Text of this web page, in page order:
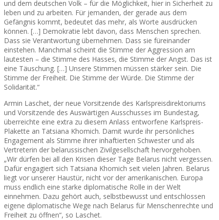
und dem deutschen Volk – für die Möglichkeit, hier in Sicherheit zu
leben und zu arbeiten. Für jemanden, der gerade aus dem
Gefängnis kommt, bedeutet das mehr, als Worte ausdrücken
können. […] Demokratie lebt davon, dass Menschen sprechen.
Dass sie Verantwortung übernehmen. Dass sie füreinander
einstehen. Manchmal scheint die Stimme der Aggression am
lautesten – die Stimme des Hasses, die Stimme der Angst. Das ist
eine Täuschung. […] Unsere Stimmen müssen stärker sein. Die
Stimme der Freiheit. Die Stimme der Würde. Die Stimme der
Solidarität.“
Armin Laschet, der neue Vorsitzende des Karlspreisdirektoriums
und Vorsitzende des Auswärtigen Ausschusses im Bundestag,
überreichte eine extra zu diesem Anlass entworfene Karlspreis-
Plakette an Tatsiana Khomich. Damit wurde ihr persönliches
Engagement als Stimme ihrer inhaftierten Schwester und als
Vertreterin der belarussischen Zivilgesellschaft hervorgehoben.
„Wir dürfen bei all den Krisen dieser Tage Belarus nicht vergessen.
Dafür engagiert sich Tatsiana Khomich seit vielen Jahren. Belarus
liegt vor unserer Haustür, nicht vor der amerikanischen. Europa
muss endlich eine starke diplomatische Rolle in der Welt
einnehmen. Dazu gehört auch, selbstbewusst und entschlossen
eigene diplomatische Wege nach Belarus für Menschenrechte und
Freiheit zu öffnen“, so Laschet.